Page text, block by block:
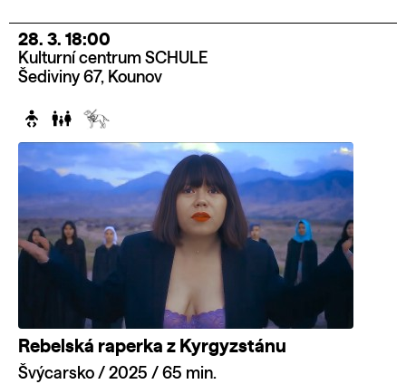
28. 3. 18:00
Kulturní centrum SCHULE
Šediviny 67, Kounov
Rebelská raperka z Kyrgyzstánu
Švýcarsko / 2025 / 65 min.